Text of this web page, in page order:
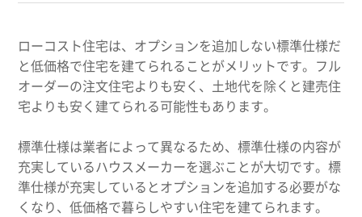
ローコスト住宅は、オプションを追加しない標準仕様だ
と低価格で住宅を建てられることがメリットです。フル
オーダーの注文住宅よりも安く、土地代を除くと建売住
宅よりも安く建てられる可能性もあります。
標準仕様は業者によって異なるため、標準仕様の内容が
充実しているハウスメーカーを選ぶことが大切です。標
準仕様が充実しているとオプションを追加する必要がな
くなり、低価格で暮らしやすい住宅を建てられます。